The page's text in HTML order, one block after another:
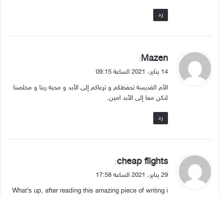
رد
ي
ق
ل
Mazen
:
14 يناير، 2021 الساعة 09:15
الأم القديسة تحفظكم و ترعاكم إلى الأبد و محبة ربنا و مخلصنا
لتكن معا إلى الأبد امين.
رد
ي
ق
ل
cheap flights
:
29 يناير، 2021 الساعة 17:58
What’s up, after reading this amazing piece of writing i